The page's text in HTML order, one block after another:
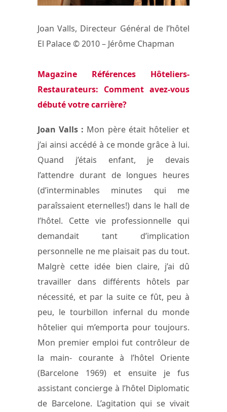
Joan Valls, Directeur Général de l’hôtel
El Palace © 2010 – Jérôme Chapman
Magazine Références Hôteliers-
Restaurateurs: Comment avez-vous
débuté votre carrière?
Joan Valls : Mon père était hôtelier et
j’ai ainsi accédé à ce monde grâce à lui.
Quand j’étais enfant, je devais
l’attendre durant de longues heures
(d’interminables minutes qui me
paraîssaient eternelles!) dans le hall de
l’hôtel. Cette vie professionnelle qui
demandait tant d’implication
personnelle ne me plaisait pas du tout.
Malgrè cette idée bien claire, j’ai dû
travailler dans différents hôtels par
nécessité, et par la suite ce fût, peu à
peu, le tourbillon infernal du monde
hôtelier qui m’emporta pour toujours.
Mon premier emploi fut contrôleur de
la main- courante à l’hôtel Oriente
(Barcelone 1969) et ensuite je fus
assistant concierge à l’hôtel Diplomatic
de Barcelone. L’agitation qui se vivait